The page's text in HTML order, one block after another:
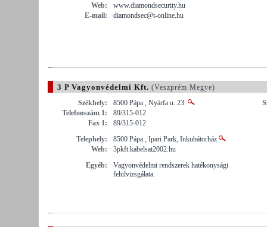
Web:
www.diamondsecurity.hu
E-mail:
diamondsec@t-online.hu
3 P Vagyonvédelmi Kft. (Veszprém Megye)
Székhely:
8500 Pápa , Nyárfa u. 23.
Telefonszám 1:
89/315-012
Fax 1:
89/315-012
Telephely:
8500 Pápa , Ipari Park, Inkubátorház
Web:
3pkft.kabelsat2002.hu
Egyéb:
Vagyonvédelmi rendszerek hatékonysági
felülvizsgálata.